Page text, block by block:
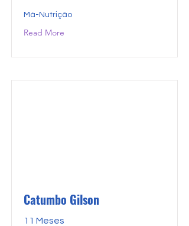
Má-Nutrição
Read More
Catumbo Gilson
11 Meses